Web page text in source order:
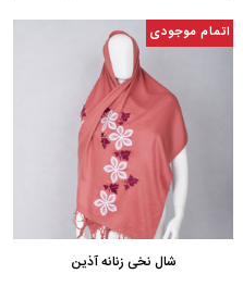
اتمام موجودی
شال نخی زنانه آذین